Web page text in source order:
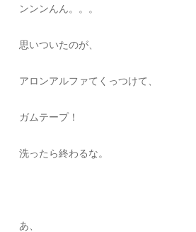
ンンンんん。。。
思いついたのが、
アロンアルファてくっつけて、
ガムテープ！
洗ったら終わるな。
あ、